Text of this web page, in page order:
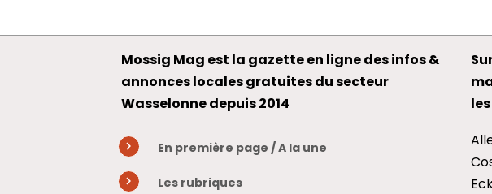
Mossig Mag est la gazette en ligne des infos &
annonces locales gratuites du secteur
Wasselonne depuis 2014
En première page / A la une
Les rubriques